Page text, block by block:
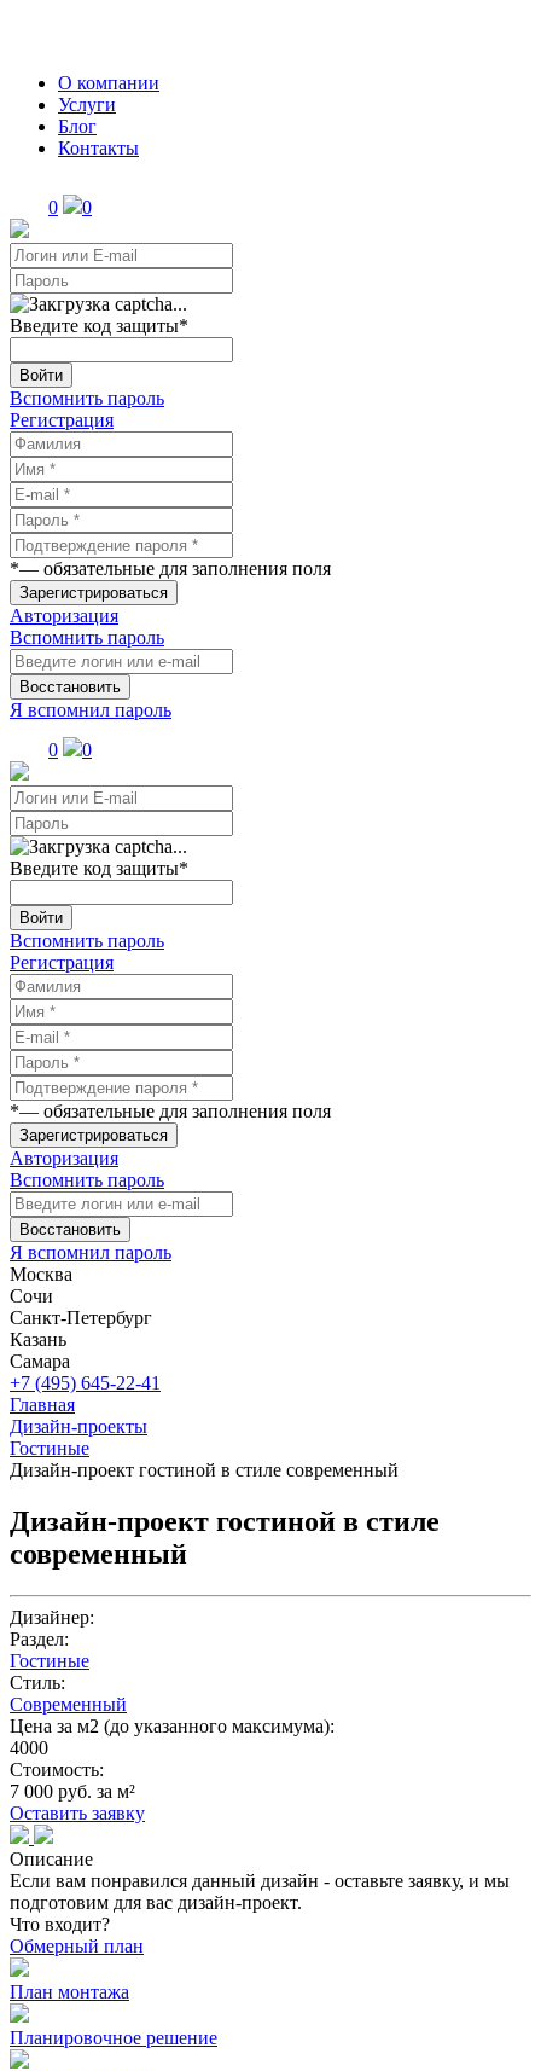
О компании
Услуги
Блог
Контакты
0 0
Введите код защиты*
Войти
Вспомнить пароль
Регистрация
*— обязательные для заполнения поля
Зарегистрироваться
Авторизация
Вспомнить пароль
Восстановить
Я вспомнил пароль
0
0
Введите код защиты*
Войти
Вспомнить пароль
Регистрация
*— обязательные для заполнения поля
Зарегистрироваться
Авторизация
Вспомнить пароль
Восстановить
Я вспомнил пароль
Москва
Сочи
Санкт-Петербург
Казань
Самара
+7 (495) 645-22-41
Главная
Дизайн-проекты
Гостиные
Дизайн-проект гостиной в стиле современный
Дизайн-проект гостиной в стиле
современный
Дизайнер:
Раздел:
Гостиные
Стиль:
Современный
Цена за м2 (до указанного максимума):
4000
Стоимость:
7 000 руб. за м²
Оставить заявку
Описание
Если вам понравился данный дизайн - оставьте заявку, и мы
подготовим для вас дизайн-проект.
Что входит?
Обмерный план
План монтажа
Планировочное решение